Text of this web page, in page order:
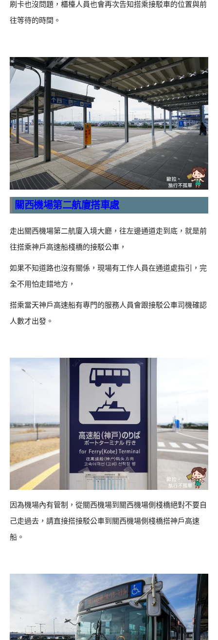
刷卡也沒問題，櫃檯人員也會再次告知搭乘接駁車的位置與前
往等待的時間。
關西機場第二航廈搭車處
走出關西機場第二航廈入境大廳，往左邊通道走到底，就是前
往搭乘神戶高速船棧橋的接駁公車，
如果不知道路也沒有關係，現場有工作人員在通道處指引，完
全不用怕走錯地方，
搭乘當天神戶高速船有專門的服務人員會跟接駁公車司機確認
人數才出發。
因為機場內有管制，從關西機場到關西機場側棧橋絕對不要自
己走過去，請直接搭接駁公車到關西機場側棧橋搭神戶高速
船。